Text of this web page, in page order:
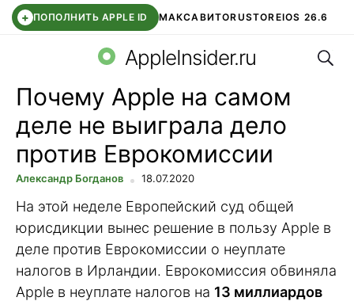
+ ПОПОЛНИТЬ APPLE ID МАКСАВИТОRUSTOREIOS 26.6
СБЕР КИДС ВТБ ОНЛАЙН ЧАТ В ROBLOX
AppleInsider.ru
Почему Apple на самом
деле не выиграла дело
против Еврокомиссии
Александр Богданов 18.07.2020
На этой неделе Европейский суд общей
юрисдикции вынес решение в пользу Apple в
деле против Еврокомиссии о неуплате
налогов в Ирландии. Еврокомиссия обвиняла
Apple в неуплате налогов на 13 миллиардов